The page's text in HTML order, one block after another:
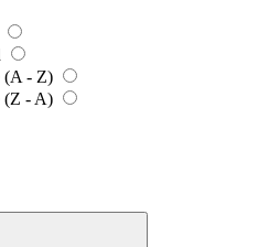
(A - Z)
(Z - A)